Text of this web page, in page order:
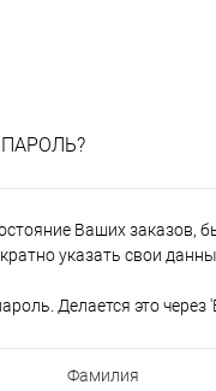
Ваших заказов,
указать свои
Делается это через
Фамилия